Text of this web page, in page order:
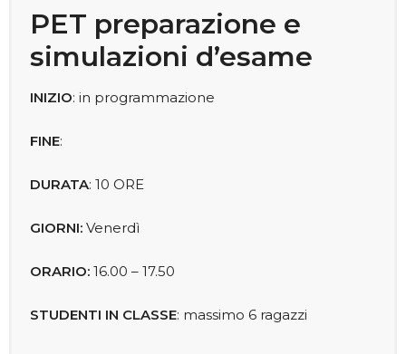
PET preparazione e
simulazioni d’esame
INIZIO: in programmazione
FINE:
DURATA: 10 ORE
GIORNI: Venerdì
ORARIO: 16.00 – 17.50
STUDENTI IN CLASSE: massimo 6 ragazzi